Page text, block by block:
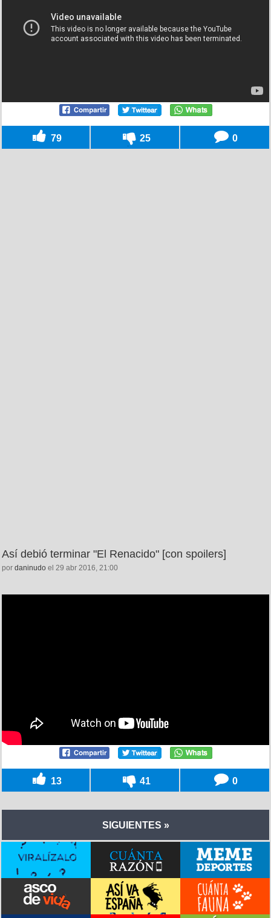
79 25 0
Así debió terminar "El Renacido" [con spoilers]
por daninudo el 29 abr 2016, 21:00
13 41 0
SIGUIENTES »